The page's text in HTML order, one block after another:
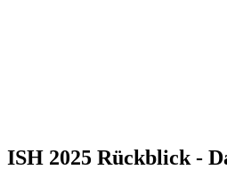
ISH 2025 Rückblick -